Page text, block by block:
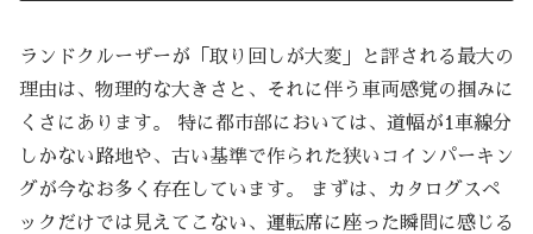
ランドクルーザーが「取り回しが大変」と評される最大の
理由は、物理的な大きさと、それに伴う車両感覚の掴みに
くさにあります。 特に都市部においては、道幅が1車線分
しかない路地や、古い基準で作られた狭いコインパーキン
グが今なお多く存在しています。 まずは、カタログスペ
ックだけでは見えてこない、運転席に座った瞬間に感じる